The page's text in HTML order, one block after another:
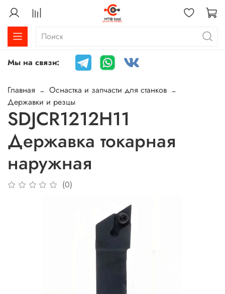
Мы на связи:
Главная
Оснастка и запчасти для станков
Державки и резцы
SDJCR1212H11
Державка токарная
наружная
(0)